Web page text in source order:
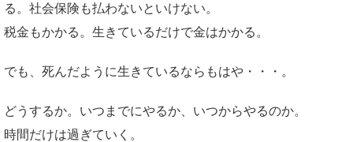
る。社会保険も払わないといけない。
税金もかかる。生きているだけで金はかかる。
でも、死んだように生きているならもはや・・・。
どうするか。いつまでにやるか、いつからやるのか。
時間だけは過ぎていく。